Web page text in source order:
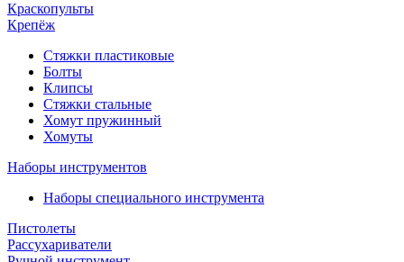
Краскопульты
Крепёж
Стяжки пластиковые
Болты
Клипсы
Стяжки стальные
Хомут пружинный
Хомуты
Наборы инструментов
Наборы специального инструмента
Пистолеты
Рассухариватели